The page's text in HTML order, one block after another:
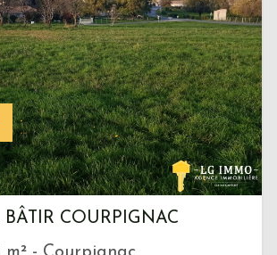
BÂTIR COURPIGNAC